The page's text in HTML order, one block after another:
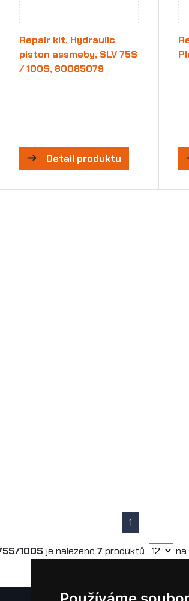
Repair kit, Hydraulic
piston assmeby, SLV 75S
/ 100S, 80085079
Detail produktu
1
100S je nalezeno 7produktů. na